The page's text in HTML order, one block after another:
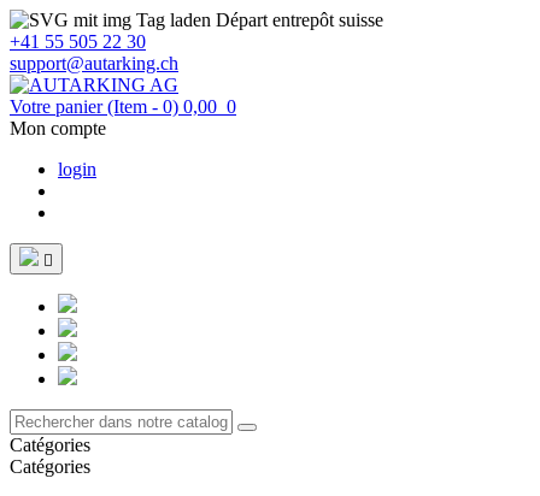
Départ entrepôt suisse
+41 55 505 22 30
support@autarking.ch
Votre panier (Item - 0) 0,00 0
Mon compte
login

Catégories
Catégories